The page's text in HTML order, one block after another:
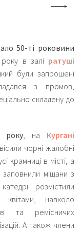
50-ті роковини
в залі ратуші
були запрошені
з промов,
складену до
року, на Кургані
чорні жалобні
крамниці в місті, а
заповнили міщани з
розмістили
навколо
та ремісничих
А також члени